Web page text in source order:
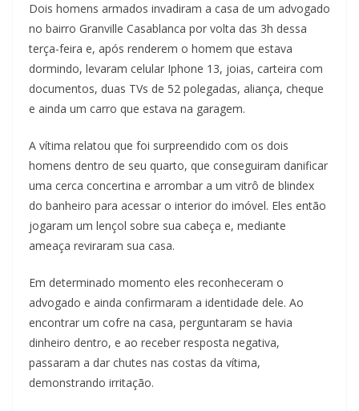
Dois homens armados invadiram a casa de um advogado
no bairro Granville Casablanca por volta das 3h dessa
terça-feira e, após renderem o homem que estava
dormindo, levaram celular Iphone 13, joias, carteira com
documentos, duas TVs de 52 polegadas, aliança, cheque
e ainda um carro que estava na garagem.
A vítima relatou que foi surpreendido com os dois
homens dentro de seu quarto, que conseguiram danificar
uma cerca concertina e arrombar a um vitrô de blindex
do banheiro para acessar o interior do imóvel. Eles então
jogaram um lençol sobre sua cabeça e, mediante
ameaça reviraram sua casa.
Em determinado momento eles reconheceram o
advogado e ainda confirmaram a identidade dele. Ao
encontrar um cofre na casa, perguntaram se havia
dinheiro dentro, e ao receber resposta negativa,
passaram a dar chutes nas costas da vítima,
demonstrando irritação.